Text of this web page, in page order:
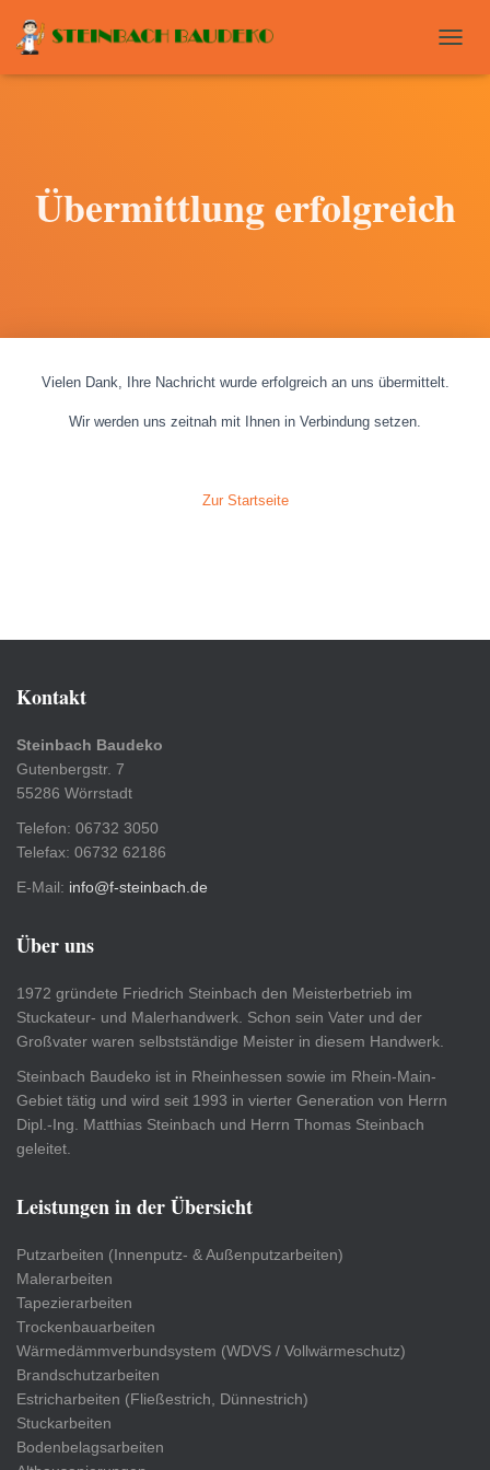
O
V
Übermittlung erfolgreich
Vielen Dank, Ihre Nachricht wurde erfolgreich an uns übermittelt.
Wir werden uns zeitnah mit Ihnen in Verbindung setzen.
Zur Startseite
Kontakt
Steinbach Baudeko
Gutenbergstr. 7
55286 Wörrstadt
Telefon: 06732 3050
Telefax: 06732 62186
E-Mail: info@f-steinbach.de
Über uns
1972 gründete Friedrich Steinbach den Meisterbetrieb im
Stuckateur- und Malerhandwerk. Schon sein Vater und der
Großvater waren selbstständige Meister in diesem Handwerk.
Steinbach Baudeko ist in Rheinhessen sowie im Rhein-Main-
Gebiet tätig und wird seit 1993 in vierter Generation von Herrn
Dipl.-Ing. Matthias Steinbach und Herrn Thomas Steinbach
geleitet.
Leistungen in der Übersicht
Putzarbeiten (Innenputz- & Außenputzarbeiten)
Malerarbeiten
Tapezierarbeiten
Trockenbauarbeiten
Wärmedämmverbundsystem (WDVS / Vollwärmeschutz)
Brandschutzarbeiten
Estricharbeiten (Fließestrich, Dünnestrich)
Stuckarbeiten
Bodenbelagsarbeiten